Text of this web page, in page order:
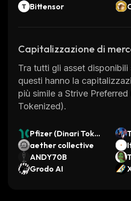
Bittensor
Capitalizzazione di
Tra tutti gli asset disponibili
questi hanno la
più simile a Strive Preferred
Tokenized).
Pfizer (Dinari Token
ized Stock)
aether collective
ANDY70B
Grodo AI